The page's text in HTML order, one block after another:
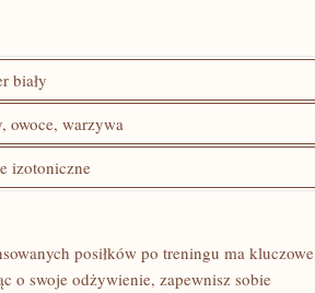
⁤biały
‍owoce, warzywa
⁢izotoniczne
posiłków po treningu ma kluczowe
o swoje ⁢odżywienie, zapewnisz sobie